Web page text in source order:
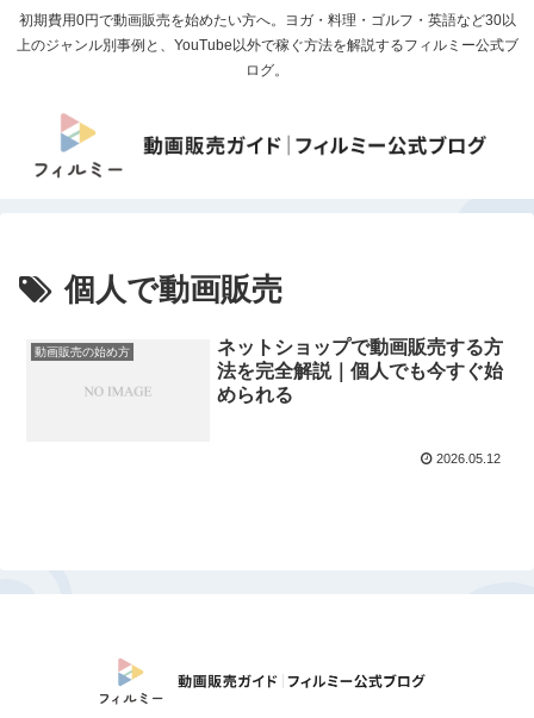
初期費用0円で動画販売を始めたい方へ。ヨガ・料理・ゴルフ・英語など30以
上のジャンル別事例と、YouTube以外で稼ぐ方法を解説するフィルミー公式ブ
ログ。
個人で動画販売
動画販売の始め方
ネットショップで動画販売する方
法を完全解説｜個人でも今すぐ始
められる
2026.05.12